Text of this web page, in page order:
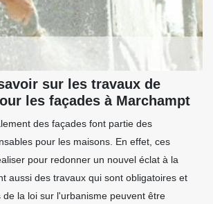
sur les travaux de
les façades à Marchampt
des façades font partie des
pour les maisons. En effet, ces
pour redonner un nouvel éclat à la
aussi des travaux qui sont obligatoires et
de la loi sur l'urbanisme peuvent être